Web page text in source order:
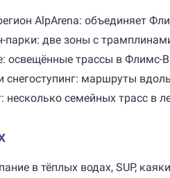
AlpArena: объединяет
парки: две зоны с
освещённые трассы в Флимс-
снегоступинг: маршруты
несколько семейных трасс в
в тёплых водах, SUP,